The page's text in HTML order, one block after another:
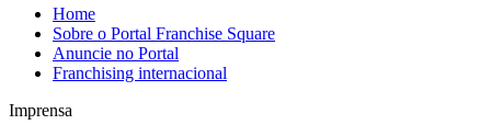
Home
Sobre o Portal Franchise Square
Anuncie no Portal
Franchising internacional
Imprensa